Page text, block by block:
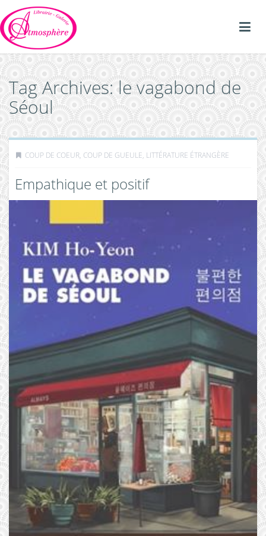
Tag Archives: le vagabond de
Séoul
COUP DE COEUR, COUP DE GUEULE, LITTÉRATURE ÉTRANGÈRE
Empathique et positif